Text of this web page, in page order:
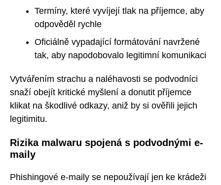
Termíny, které vyvíjejí tlak na příjemce, aby
odpověděl rychle
Oficiálně vypadající formátování navržené
tak, aby napodobovalo legitimní komunikaci
Vytvářením strachu a naléhavosti se podvodníci
snaží obejít kritické myšlení a donutit příjemce
klikat na škodlivé odkazy, aniž by si ověřili jejich
legitimitu.
Rizika malwaru spojená s podvodnými e-
maily
Phishingové e-maily se nepoužívají jen ke krádeži